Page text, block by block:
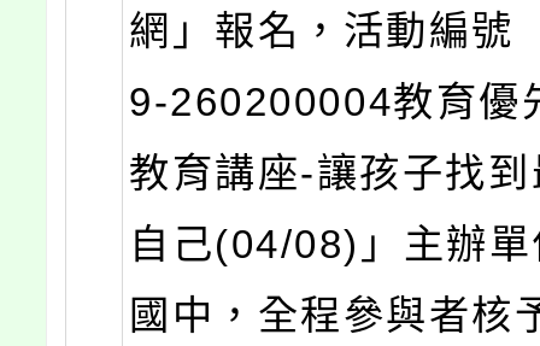
網」報名，活動編號
9-260200004教育優
教育講座-讓孩子找
自己(04/08)」主辦
國中，全程參與者核